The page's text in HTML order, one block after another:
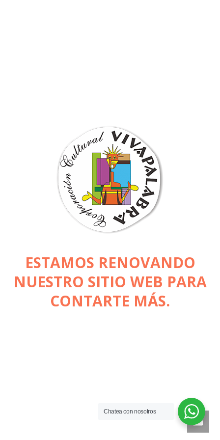
ESTAMOS RENOVANDO
NUESTRO SITIO WEB PARA
CONTARTE MÁS.
Chatea con nosotros